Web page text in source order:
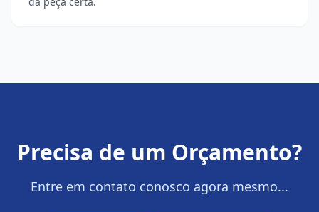
Precisa de um Orçamento?
Entre em contato conosco agora mesmo...